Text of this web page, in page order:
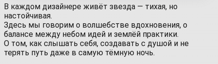
В каждом дизайнере живёт звезда — тихая, но
настойчивая.
Здесь мы говорим о волшебстве вдохновения, о
балансе между небом идей и землёй практики.
О том, как слышать себя, создавать с душой и не
терять путь даже в самую тёмную ночь.